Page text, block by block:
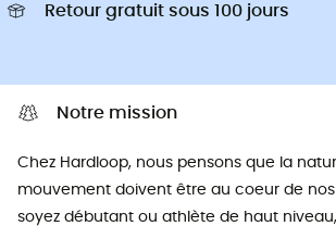
Retour gratuit sous 100 jours
Notre mission
Chez Hardloop, nous pensons que la
mouvement doivent être au coeur de nos
soyez débutant ou athlète de haut niveau,